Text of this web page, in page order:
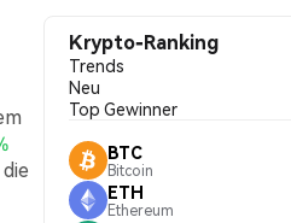
Krypto-Ranking
Trends
Neu
Top Gewinner
BTC
Bitcoin
ETH
Ethereum